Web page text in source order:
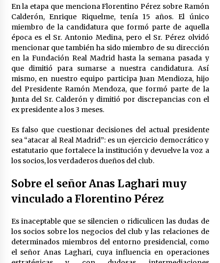
En la etapa que menciona Florentino Pérez sobre Ramón
Calderón, Enrique Riquelme, tenía 15 años. El único
miembro de la candidatura que formó parte de aquella
época es el Sr. Antonio Medina, pero el Sr. Pérez olvidó
mencionar que también ha sido miembro de su dirección
en la Fundación Real Madrid hasta la semana pasada y
que dimitió para sumarse a nuestra candidatura. Así
mismo, en nuestro equipo participa Juan Mendioza, hijo
del Presidente Ramón Mendoza, que formó parte de la
Junta del Sr. Calderón y dimitió por discrepancias con el
ex presidente a los 3 meses.
Es falso que cuestionar decisiones del actual presidente
sea “atacar al Real Madrid”: es un ejercicio democrático y
estatutario que fortalece la institución y devuelve la voz a
los socios, los verdaderos dueños del club.
Sobre el señor Anas Laghari muy
vinculado a Florentino Pérez
Es inaceptable que se silencien o ridiculicen las dudas de
los socios sobre los negocios del club y las relaciones de
determinados miembros del entorno presidencial, como
el señor Anas Laghari, cuya influencia en operaciones